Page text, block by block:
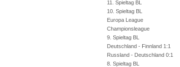
11. Spieltag BL
10. Spieltag BL
Europa League
Championsleague
9. Spieltag BL
Deutschland - Finnland 1:1
Russland - Deutschland 0:1
8. Spieltag BL